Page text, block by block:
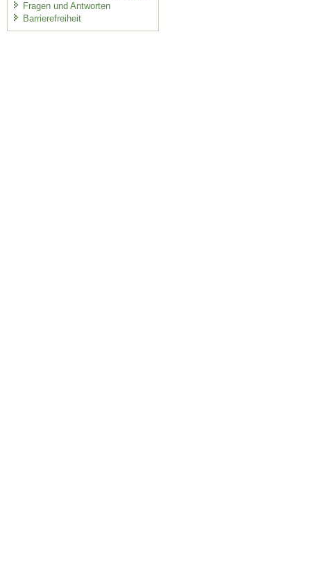
Fragen und Antworten
Barrierefreiheit